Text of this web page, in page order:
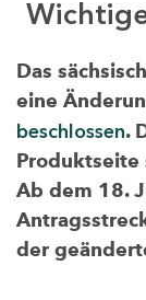
Das
eine
beschlossen.
Produktseite
Ab dem 18.
der